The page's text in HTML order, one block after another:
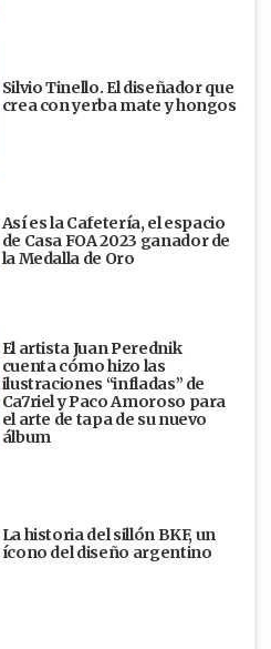
Silvio Tinello. El diseñador que
crea con yerba mate y hongos
Así es la Cafetería, el espacio
de Casa FOA 2023 ganador de
la Medalla de Oro
El artista Juan Perednik
cuenta cómo hizo las
ilustraciones “infladas” de
Ca7riel y Paco Amoroso para
el arte de tapa de su nuevo
álbum
La historia del sillón BKF, un
ícono del diseño argentino